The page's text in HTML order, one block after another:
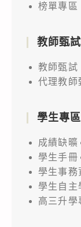
榜單專區
教師甄試
教師甄試
代理教師
學生專區
成績缺曠
學生手冊
學生事務
學生自主
高三升學